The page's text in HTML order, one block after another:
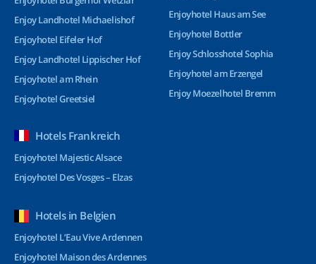
Enjoy Landhotel Michaelishof
Enjoyhotel Eifeler Hof
Enjoy Landhotel Lippischer Hof
Enjoyhotel am Rhein
Enjoyhotel Greetsiel
Enjoyhotel Haus am See
Enjoyhotel Bottler
Enjoy Schlosshotel Sophia
Enjoyhotel am Erzengel
Enjoy Moezelhotel Bremm
Hotels Frankreich
Enjoyhotel Majestic Alsace
Enjoyhotel Des Vosges – Elzas
Hotels in Belgien
Enjoyhotel L’Eau Vive Ardennen
Enjoyhotel Maison des Ardennes